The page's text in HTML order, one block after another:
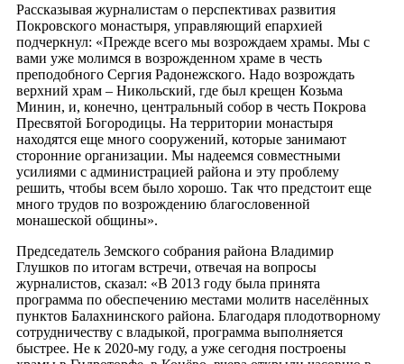
Рассказывая журналистам о перспективах развития
Покровского монастыря, управляющий епархией
подчеркнул: «Прежде всего мы возрождаем храмы. Мы с
вами уже молимся в возрожденном храме в честь
преподобного Сергия Радонежского. Надо возрождать
верхний храм – Никольский, где был крещен Козьма
Минин, и, конечно, центральный собор в честь Покрова
Пресвятой Богородицы. На территории монастыря
находятся еще много сооружений, которые занимают
сторонние организации. Мы надеемся совместными
усилиями с администрацией района и эту проблему
решить, чтобы всем было хорошо. Так что предстоит еще
много трудов по возрождению благословенной
монашеской общины».
Председатель Земского собрания района Владимир
Глушков по итогам встречи, отвечая на вопросы
журналистов, сказал: «В 2013 году была принята
программа по обеспечению местами молитв населённых
пунктов Балахнинского района. Благодаря плодотворному
сотрудничеству с владыкой, программа выполняется
быстрее. Не к 2020-му году, а уже сегодня построены